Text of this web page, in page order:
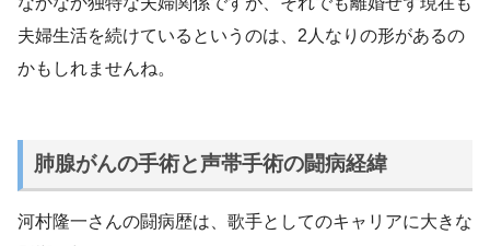
夫婦生活を続けているというのは、2人なりの形があるの
かもしれませんね。
肺腺がんの手術と声帯手術の闘病経緯
河村隆一さんの闘病歴は、歌手としてのキャリアに大きな